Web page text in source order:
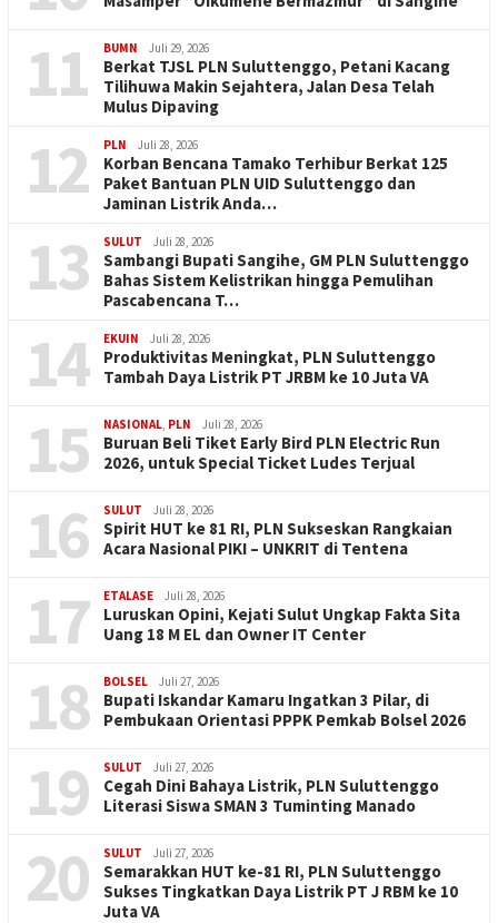
11 BUMN Juli 29, 2026
Berkat TJSL PLN Suluttenggo, Petani Kacang
Tilihuwa Makin Sejahtera, Jalan Desa Telah
Mulus Dipaving
12 PLN Juli 28, 2026
Korban Bencana Tamako Terhibur Berkat 125
Paket Bantuan PLN UID Suluttenggo dan
Jaminan Listrik Anda…
13 SULUT Juli 28, 2026
Sambangi Bupati Sangihe, GM PLN Suluttenggo
Bahas Sistem Kelistrikan hingga Pemulihan
Pascabencana T…
14 EKUIN Juli 28, 2026
Produktivitas Meningkat, PLN Suluttenggo
Tambah Daya Listrik PT JRBM ke 10 Juta VA
15 NASIONAL, PLN Juli 28, 2026
Buruan Beli Tiket Early Bird PLN Electric Run
2026, untuk Special Ticket Ludes Terjual
16 SULUT Juli 28, 2026
Spirit HUT ke 81 RI, PLN Sukseskan Rangkaian
Acara Nasional PIKI – UNKRIT di Tentena
17 ETALASE Juli 28, 2026
Luruskan Opini, Kejati Sulut Ungkap Fakta Sita
Uang 18 M EL dan Owner IT Center
18 BOLSEL Juli 27, 2026
Bupati Iskandar Kamaru Ingatkan 3 Pilar, di
Pembukaan Orientasi PPPK Pemkab Bolsel 2026
19 SULUT Juli 27, 2026
Cegah Dini Bahaya Listrik, PLN Suluttenggo
Literasi Siswa SMAN 3 Tuminting Manado
20 SULUT Juli 27, 2026
Semarakkan HUT ke-81 RI, PLN Suluttenggo
Sukses Tingkatkan Daya Listrik PT J RBM ke 10
Juta VA